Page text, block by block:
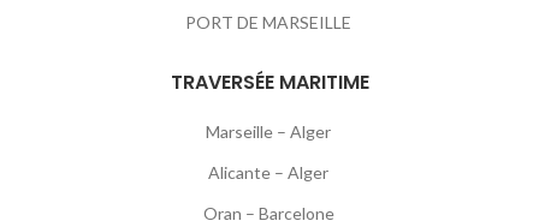
PORT DE MARSEILLE
TRAVERSÉE MARITIME
Marseille – Alger
Alicante – Alger
Oran – Barcelone